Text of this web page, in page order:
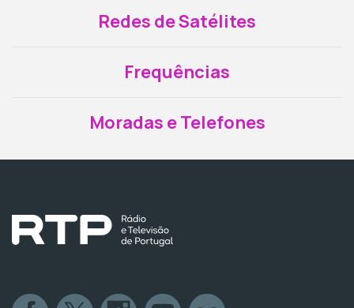
Redes de Satélites
Frequências
Moradas e Telefones